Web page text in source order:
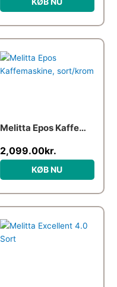
Melitta Epos Kaffemaskine, sort/krom
2,099.00kr.
KØB NU